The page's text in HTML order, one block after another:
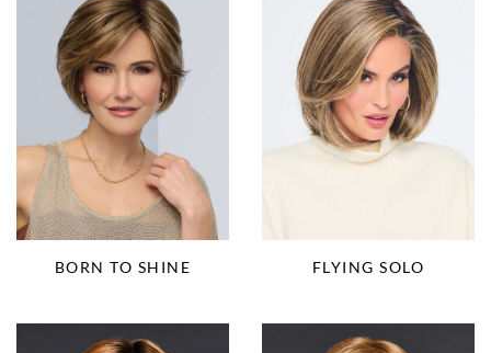
BORN TO SHINE FLYING SOLO